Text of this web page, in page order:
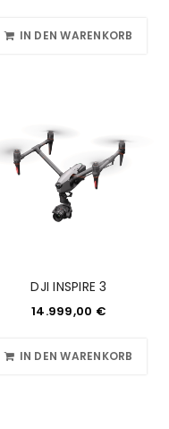
IN DEN WARENKORB
DJI INSPIRE 3
14.999,00 €
IN DEN WARENKORB